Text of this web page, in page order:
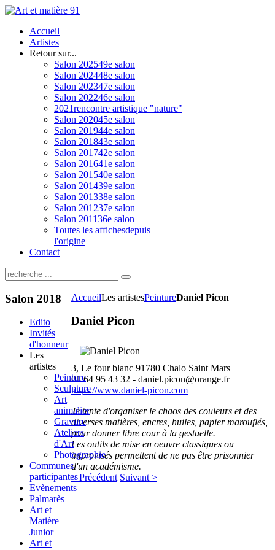
Accueil
Artistes
Retour sur...
Salon 202549e salon
Salon 202448e salon
Salon 202347e salon
Salon 202246e salon
2021rencontre artistique "nature"
Salon 202045e salon
Salon 201944e salon
Salon 201843e salon
Salon 201742e salon
Salon 201641e salon
Salon 201540e salon
Salon 201439e salon
Salon 201338e salon
Salon 201237e salon
Salon 201136e salon
Toutes les affichesdepuis
l'origine
Contact
AccueilLes artistesPeintureDaniel Picon
Daniel Picon
3, Le four blanc 91780 Chalo Saint Mars
01 64 95 43 32 - daniel.picon@orange.fr
https://www.daniel-picon.com
Je tente d'organiser le chaos des couleurs et des
diverses matières, encres, huiles, papier marouflés,
pour donner libre cour à la gestuelle.
Les outils de mise en oeuvre classiques ou
improvisés permettent de ne pas être prisonnier
d'un académisme.
< Précédent Suivant >
Salon 2018
Edito
Invités
d'honneur
Les
artistes
Peinture
Sculpture
Art
animalier
Gravure
Ateliers
d'Art
Photographie
Communes
participantes
Evènements
Palmarès
Art et
Matière
Junior
Art et